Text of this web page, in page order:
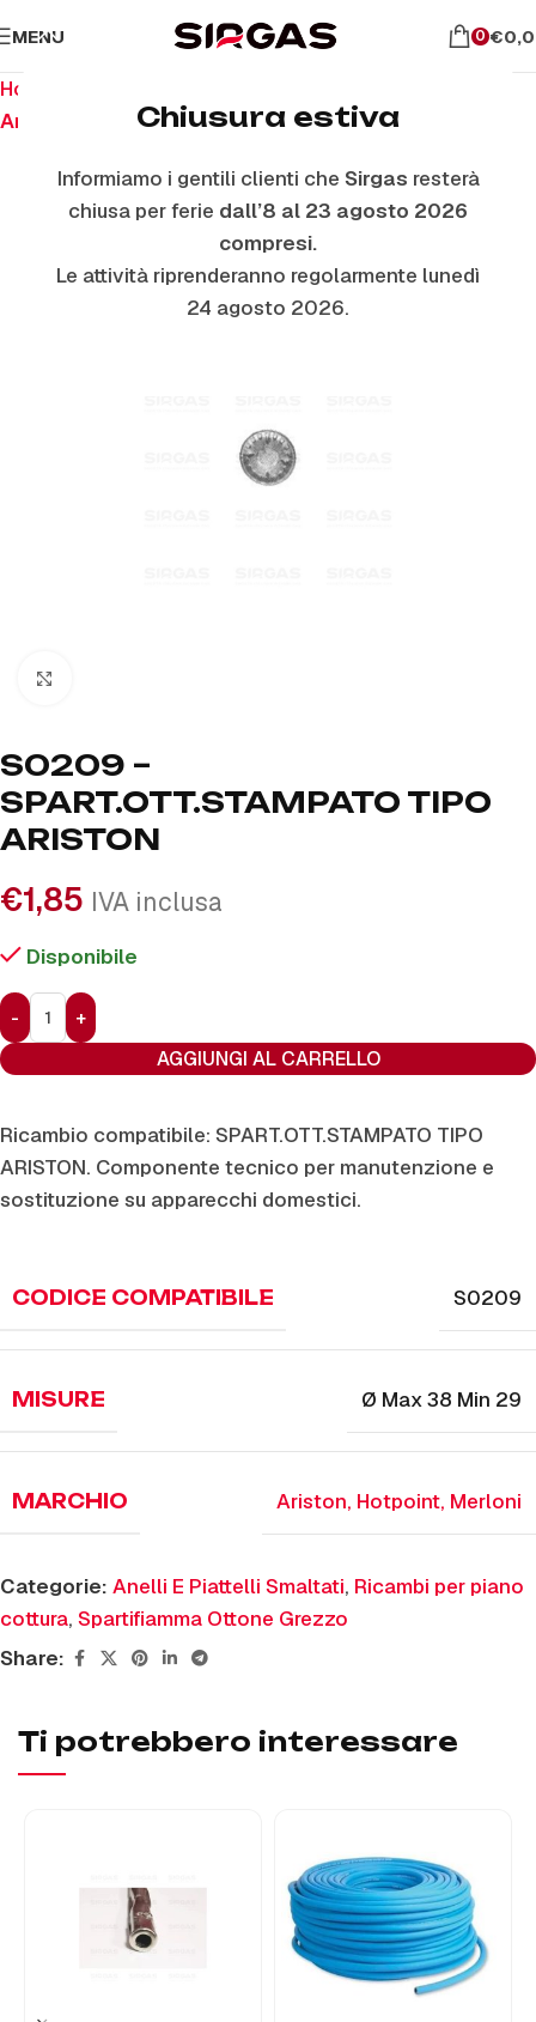
Chiusura estiva
Informiamo i gentili clienti che Sirgas resterà
chiusa per ferie dall’8 al 23 agosto 2026
compresi.
Le attività riprenderanno regolarmente lunedì
24 agosto 2026.
MENU 0 €
Home
Anelli E Piattelli Smaltati
S0209 –
SPART.OTT.STAMPATO TIPO
ARISTON
€1,85 IVA inclusa
Disponibile
AGGIUNGI AL CARRELLO
Ricambio compatibile: SPART.OTT.STAMPATO TIPO
ARISTON. Componente tecnico per manutenzione e
sostituzione su apparecchi domestici.
CODICE COMPATIBILE S0209
MISURE Ø Max 38 Min 29
MARCHIO Ariston, Hotpoint, Merloni
Categorie: Anelli E Piattelli Smaltati, Ricambi per piano
cottura, Spartifiamma Ottone Grezzo
Share:
Ti potrebbero interessare